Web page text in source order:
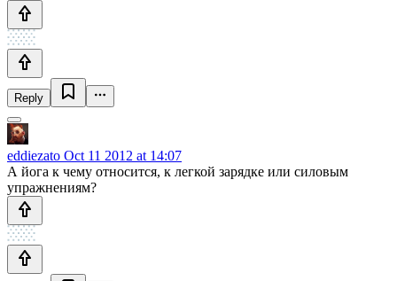
Reply
eddiezato Oct 11 2012 at 14:07
А йога к чему относится, к легкой зарядке или силовым
упражнениям?